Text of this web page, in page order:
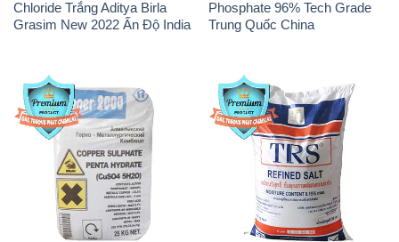
CuSO4 – Đồng Sunfat Nga
Muối NaCL – Sodium Chloride
TRS Thái Lan